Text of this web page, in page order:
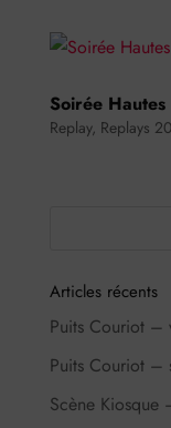
Soirée
Replay, Replays
Articles récents
Puits Couriot
Puits Couriot –
Scène